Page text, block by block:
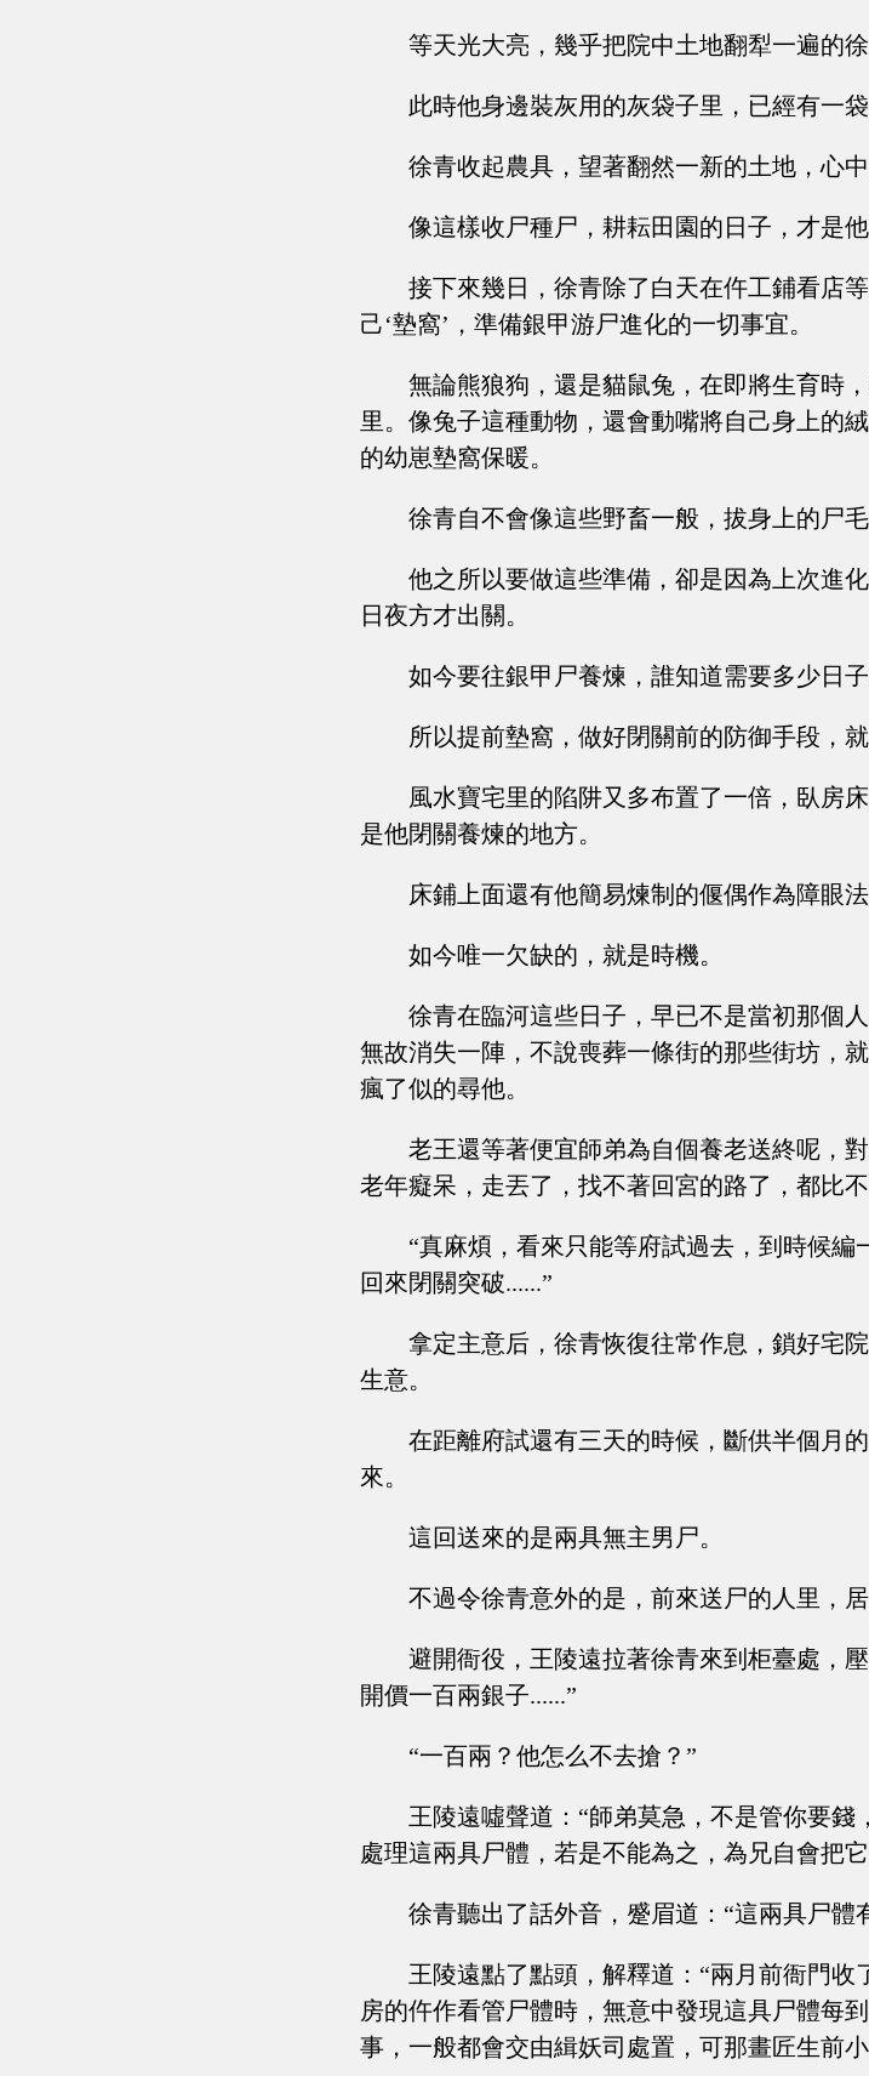
等天光大亮，幾乎把院中土地翻犁一遍的徐
此時他身邊裝灰用的灰袋子里，已經有一袋
徐青收起農具，望著翻然一新的土地，心中
像這樣收尸種尸，耕耘田園的日子，才是他
接下來幾日，徐青除了白天在仵工鋪看店
己‘墊窩’，準備銀甲游尸進化的一切事宜。
無論熊狼狗，還是貓鼠兔，在即將生育時
里。像兔子這種動物，還會動嘴將自己身上的
的幼崽墊窩保暖。
徐青自不會像這些野畜一般，拔身上的尸
他之所以要做這些準備，卻是因為上次進
日夜方才出關。
如今要往銀甲尸養煉，誰知道需要多少日
所以提前墊窩，做好閉關前的防御手段，
風水寶宅里的陷阱又多布置了一倍，臥房
是他閉關養煉的地方。
床鋪上面還有他簡易煉制的偃偶作為障眼法
如今唯一欠缺的，就是時機。
徐青在臨河這些日子，早已不是當初那個
無故消失一陣，不說喪葬一條街的那些街坊，
瘋了似的尋他。
老王還等著便宜師弟為自個養老送終呢，
老年癡呆，走丟了，找不著回宮的路了，都比
“真麻煩，看來只能等府試過去，到時候
回來閉關突破......”
拿定主意后，徐青恢復往常作息，鎖好宅
生意。
在距離府試還有三天的時候，斷供半個月
來。
這回送來的是兩具無主男尸。
不過令徐青意外的是，前來送尸的人里，
避開衙役，王陵遠拉著徐青來到柜臺處，
開價一百兩銀子......”
“一百兩？他怎么不去搶？”
王陵遠噓聲道：“師弟莫急，不是管你要
處理這兩具尸體，若是不能為之，為兄自會把
徐青聽出了話外音，蹙眉道：“這兩具尸體
王陵遠點了點頭，解釋道：“兩月前衙門
房的仵作看管尸體時，無意中發現這具尸體每
事，一般都會交由緝妖司處置，可那畫匠生前